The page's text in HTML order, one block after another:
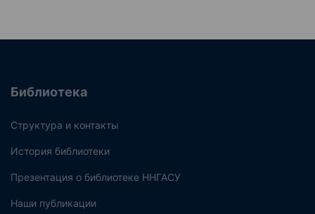
Библиотека
Структура и контакты
История библиотеки
Презентация о библиотеке ННГАСУ
Наши публикации